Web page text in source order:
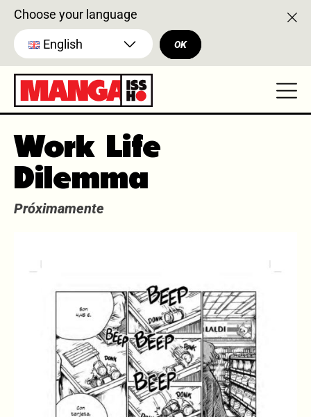
Choose your language
English OK
Work Life
Dilemma
Próximamente